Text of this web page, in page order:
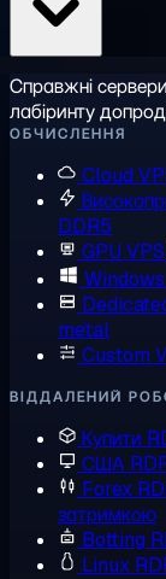
Справжні
лабіринту
ОБЧИСЛЕННЯ
Cloud
DDR5
GPU VPS
metal
Custom
ВІДДАЛЕНИЙ
Купити
США
Forex
затримкою
Botting
Linux